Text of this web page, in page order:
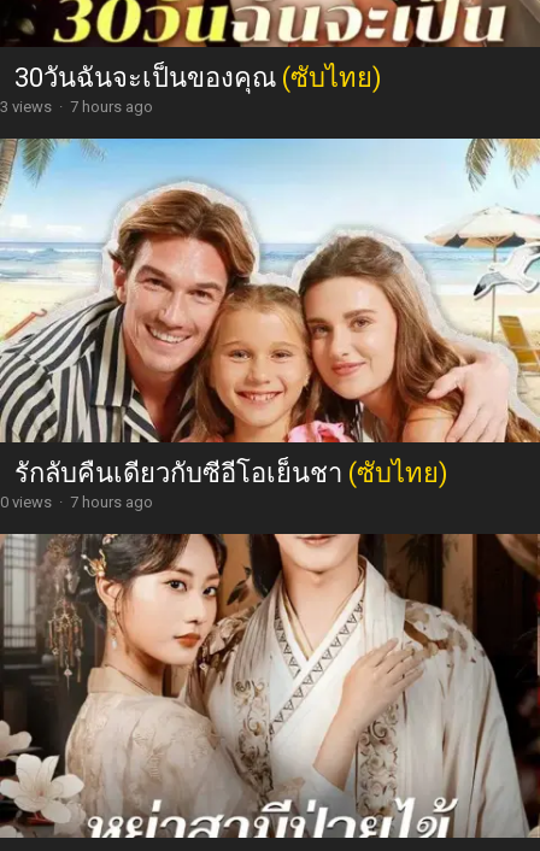
30วันฉันจะเป็นของคุณ (ซับไทย)
3 views · 7 hours ago
รักลับคืนเดียวกับซีอีโอเย็นชา (ซับไทย)
0 views · 7 hours ago